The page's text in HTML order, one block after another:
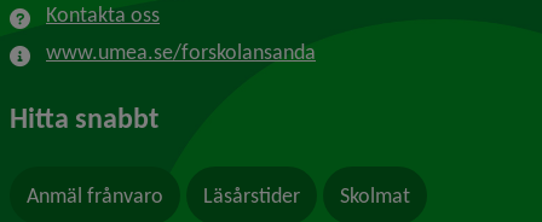
Kontakta oss
www.umea.se/forskolansanda
Hitta snabbt
Anmäl frånvaro Läsårstider Skolmat